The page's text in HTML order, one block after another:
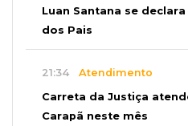
Luan Santana se
dos Pais
21:34 Atendimento
Carreta da Justiça
Carapã neste mês